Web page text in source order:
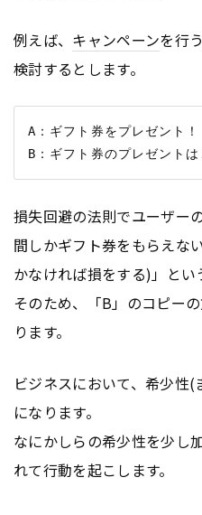
例えば、 キャンペーンを行
検討するとします。
A：ギフト券をプレゼント！
損失回避の法則でユーザー
間しかギフト券をもらえな
かなければ損をする)」とい
そのため、「B」のコピー
ります。
ビジネスにおいて、希少性
になります。
なにかしらの希少性を少し
れて行動を起こします。